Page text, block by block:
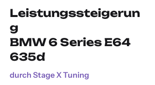
Leistungssteigerun
g
BMW 6 Series E64
635d
durch Stage X Tuning